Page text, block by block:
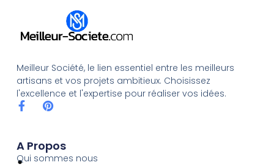
Meilleur Société, le lien essentiel entre les meilleurs
artisans et vos projets ambitieux. Choisissez
l'excellence et l'expertise pour réaliser vos idées.
A Propos
Qui sommes nous